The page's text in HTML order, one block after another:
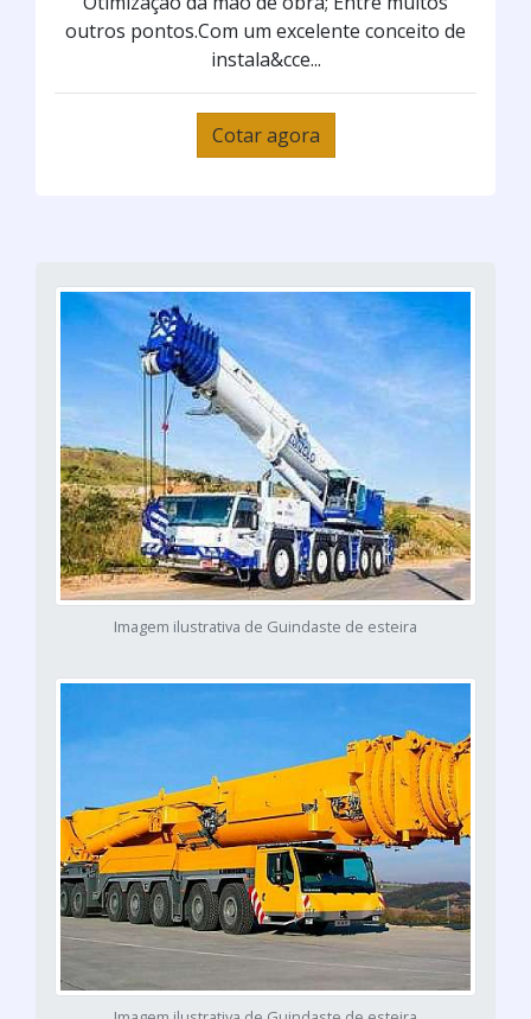
outros pontos.Com um excelente conceito de
instala&cce...
Cotar agora
Imagem ilustrativa de Guindaste de esteira